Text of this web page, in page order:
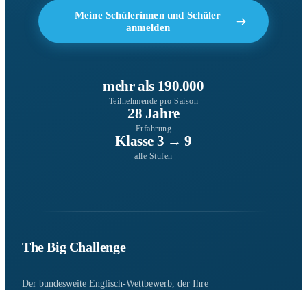
Meine Schülerinnen und Schüler
anmelden
mehr als 190.000
Teilnehmende pro Saison
28 Jahre
Erfahrung
Klasse 3 → 9
alle Stufen
The Big Challenge
Der bundesweite Englisch-Wettbewerb, der Ihre